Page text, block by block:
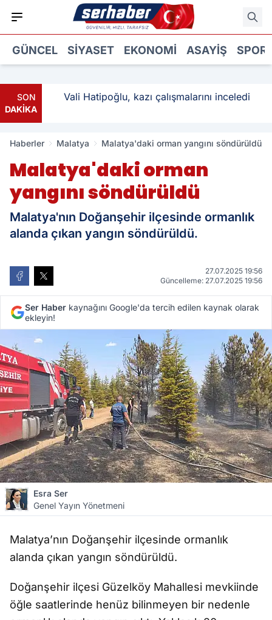
GÜNCEL SIYASET EKONOMI ASAYIŞ SPOR
SON
DAKİKA
Vali Hatipoğlu, kazı çalışmalarını inceledi
Haberler Malatya Malatya'daki orman yangını söndürüldü
Malatya'daki orman
yangını söndürüldü
Malatya'nın Doğanşehir ilçesinde ormanlık
alanda çıkan yangın söndürüldü.
27.07.2025 19:56
Güncelleme: 27.07.2025 19:56
Ser Haber kaynağını Google'da tercih edilen kaynak olarak
ekleyin!
Esra Ser
Genel Yayın Yönetmeni
Malatya’nın Doğanşehir ilçesinde ormanlık
alanda çıkan yangın söndürüldü.
Doğanşehir ilçesi Güzelköy Mahallesi mevkiinde
öğle saatlerinde henüz bilinmeyen bir nedenle